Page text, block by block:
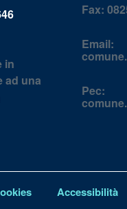
in
ad una
Fax:
Email:
Pec:
Accessibilità